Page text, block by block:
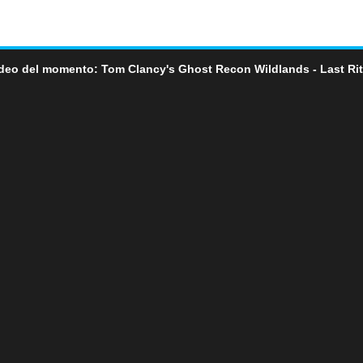
del momento: Tom Clancy's Ghost Recon Wildlands - Last